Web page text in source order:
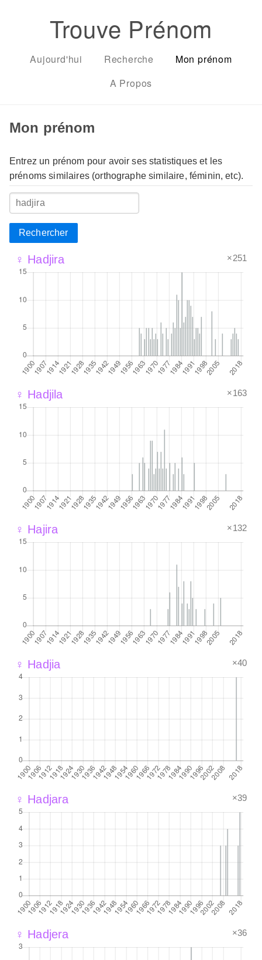
Trouve Prénom
Aujourd'hui Recherche
Mon prénom
A Propos
Mon prénom
Entrez un prénom pour avoir ses statistiques et les
prénoms similaires (orthographe similaire, féminin, etc).
Rechercher
♀ Hadjira ×251
♀ Hadjila ×163
♀ Hajira ×132
♀ Hadjia ×40
♀ Hadjara ×39
♀ Hadjera ×36